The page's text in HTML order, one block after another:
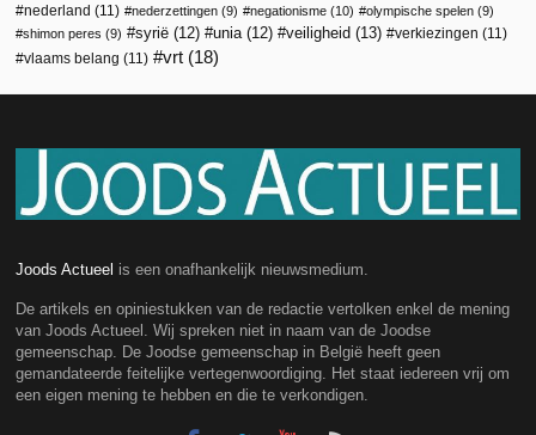
nederland (11) nederzettingen (9) negationisme (10) olympische spelen (9)
shimon peres (9) syrië (12) unia (12) veiligheid (13) verkiezingen (11)
vlaams belang (11) vrt (18)
Joods Actueel is een onafhankelijk nieuwsmedium.
De artikels en opiniestukken van de redactie vertolken enkel de mening
van Joods Actueel. Wij spreken niet in naam van de Joodse
gemeenschap. De Joodse gemeenschap in België heeft geen
gemandateerde feitelijke vertegenwoordiging. Het staat iedereen vrij om
een eigen mening te hebben en die te verkondigen.